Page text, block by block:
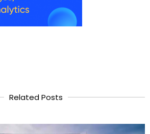
Related Posts